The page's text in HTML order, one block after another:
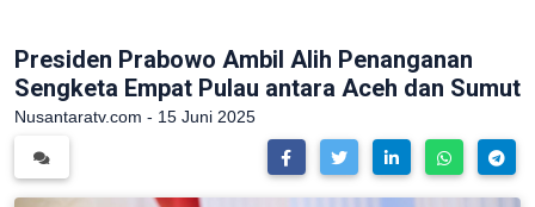
Presiden Prabowo Ambil Alih Penanganan
Sengketa Empat Pulau antara Aceh dan Sumut
Nusantaratv.com - 15 Juni 2025